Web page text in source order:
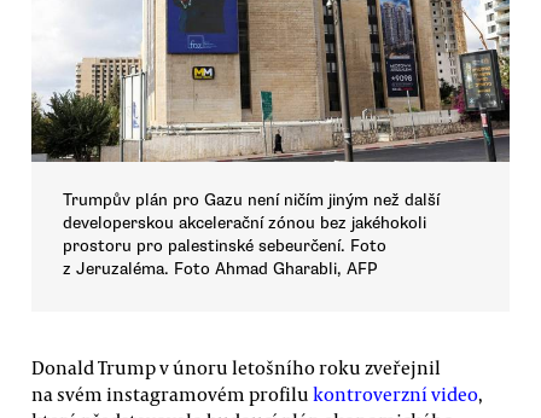
Trumpův plán pro Gazu není ničím jiným než další
developerskou akcelerační zónou bez jakéhokoli
prostoru pro palestinské sebeurčení. Foto
z Jeruzaléma. Foto Ahmad Gharabli, AFP
Donald Trump v únoru letošního roku zveřejnil
na svém instagramovém profilu kontroverzní video,